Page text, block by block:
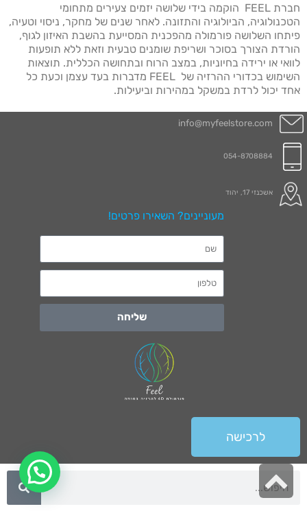
חברת FEEL הוקמה בידי שלושה יזמים צעירים מתחומי
הטכנולוגיה, הביולוגיה והתזונה. לאחר שנים של מחקר, ניסוי וטעיה,
פיתחו השלושה פורמולה מהפכנית המסייעת בהשבת האיזון לגוף,
הורדת הצורך בסוכר ושריפת שומנים טבעית וזאת ללא תופעות
לוואי או ירידה בחיוניות, במצב הרוח ובתחושה הכללית. תוצאות
השימוש בכדורי ההרזיה של FEEL מדברות בעד עצמן וכעת כל
אחד יכול לרדת במשקל במהירות וביעילות.
info@myfeelstore.com
054-8708884
אשכנזי 17, יהוד
מעוניינים? השאירו פרטים!
שליחה
לרכישה
גלילה
לראש